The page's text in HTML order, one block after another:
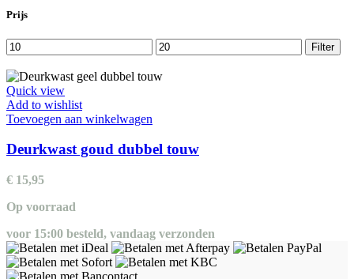
Prijs
Min.
prijs
Max.
prijs
Filter
Quick view
Add to wishlist
Toevoegen aan winkelwagen
Deurkwast goud dubbel touw
€ 15,95
Op voorraad
voor 15:00 besteld, vandaag verzonden